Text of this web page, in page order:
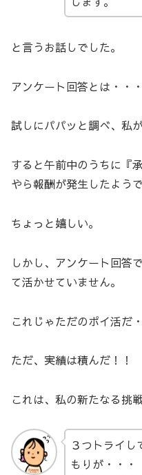
と言うお話しでした。
アンケート回答とは・・
試しにパパッと調べ、私
すると午前中のうちに『
やら報酬が発生したようで
ちょっと嬉しい。
しかし、アンケート回答
て活かせていません。
これじゃただのポイ活だ・
ただ、実績は積んだ！！
これは、私の新たなる挑
３つトライし
もりが・・・